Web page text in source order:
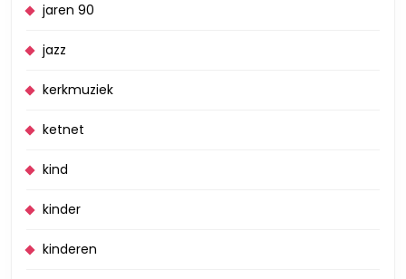
jaren 90
jazz
kerkmuziek
ketnet
kind
kinder
kinderen